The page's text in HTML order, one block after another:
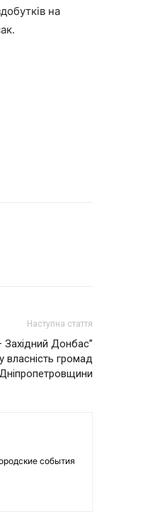
на
Наступна стаття
Донбас”
власність громад
события